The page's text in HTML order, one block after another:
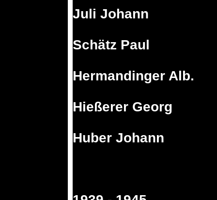
Juli Johann
Schätz Paul
Hermandinger Alb.
Hießerer Georg
Huber Johann